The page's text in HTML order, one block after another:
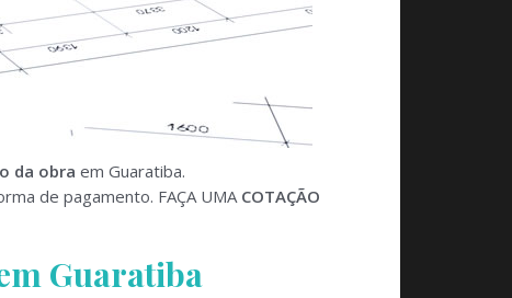
da obra em Guaratiba.
de pagamento. FAÇA UMA COTAÇÃO
Guaratiba